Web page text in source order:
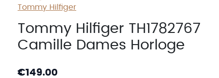
Tommy Hilfiger
Tommy Hilfiger TH1782767
Camille Dames Horloge
€149.00